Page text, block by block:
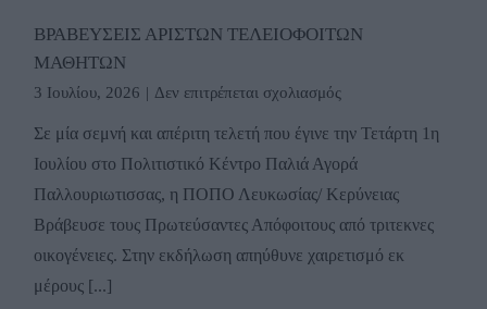
ΒΡΑΒΕΥΣΕΙΣ ΑΡΙΣΤΩΝ ΤΕΛΕΙΟΦΟΙΤΩΝ
ΜΑΘΗΤΩΝ
3 Ιουλίου, 2026 | Δεν επιτρέπεται σχολιασμός
ΑΡΙΣΤΩΝ
ΤΕΛΕΙΟΦΟΙΤΩΝ
ΜΑΘΗΤΩΝ
Σε μία σεμνή και απέριτη τελετή που έγινε την Τετάρτη 1η
Ιουλίου στο Πολιτιστικό Κέντρο Παλιά Αγορά
Παλλουριωτισσας, η ΠΟΠΟ Λευκωσίας/ Κερύνειας
Βράβευσε τους Πρωτεύσαντες Απόφοιτους από τριτεκνες
οικογένειες. Στην εκδήλωση απηύθυνε χαιρετισμό εκ
μέρους [...]